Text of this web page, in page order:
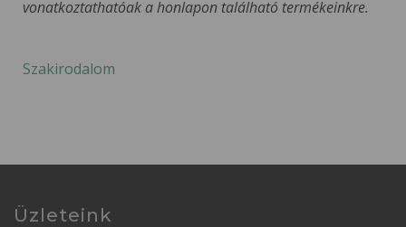
vonatkoztathatóak a honlapon található termékeinkre.
Szakirodalom
Üzleteink